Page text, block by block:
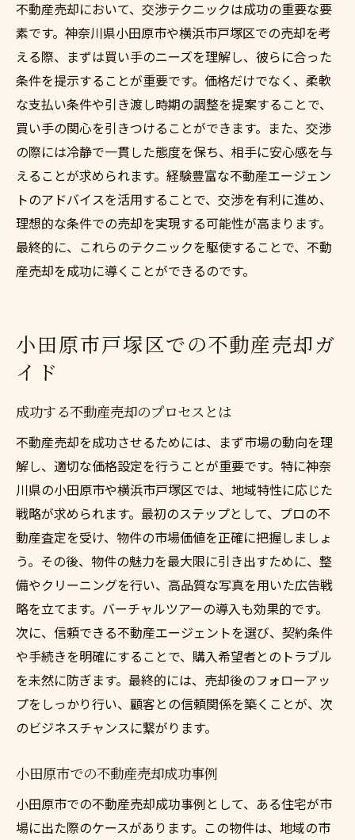
不動産売却において、交渉テクニックは成功の重要な要
素です。神奈川県小田原市や横浜市戸塚区での売却を考
える際、まずは買い手のニーズを理解し、彼らに合った
条件を提示することが重要です。価格だけでなく、柔軟
な支払い条件や引き渡し時期の調整を提案することで、
買い手の関心を引きつけることができます。また、交渉
の際には冷静で一貫した態度を保ち、相手に安心感を与
えることが求められます。経験豊富な不動産エージェン
トのアドバイスを活用することで、交渉を有利に進め、
理想的な条件での売却を実現する可能性が高まります。
最終的に、これらのテクニックを駆使することで、不動
産売却を成功に導くことができるのです。
小田原市戸塚区での不動産売却ガ
イド
成功する不動産売却のプロセスとは
不動産売却を成功させるためには、まず市場の動向を理
解し、適切な価格設定を行うことが重要です。特に神奈
川県の小田原市や横浜市戸塚区では、地域特性に応じた
戦略が求められます。最初のステップとして、プロの不
動産査定を受け、物件の市場価値を正確に把握しましょ
う。その後、物件の魅力を最大限に引き出すために、整
備やクリーニングを行い、高品質な写真を用いた広告戦
略を立てます。バーチャルツアーの導入も効果的です。
次に、信頼できる不動産エージェントを選び、契約条件
や手続きを明確にすることで、購入希望者とのトラブル
を未然に防ぎます。最終的には、売却後のフォローアッ
プをしっかり行い、顧客との信頼関係を築くことが、次
のビジネスチャンスに繋がります。
小田原市での不動産売却成功事例
小田原市での不動産売却成功事例として、ある住宅が市
場に出た際のケースがあります。この物件は、地域の市